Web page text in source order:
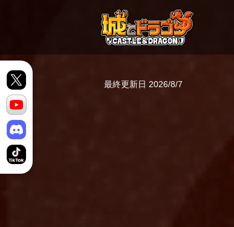
最終更新日 2026/8/7